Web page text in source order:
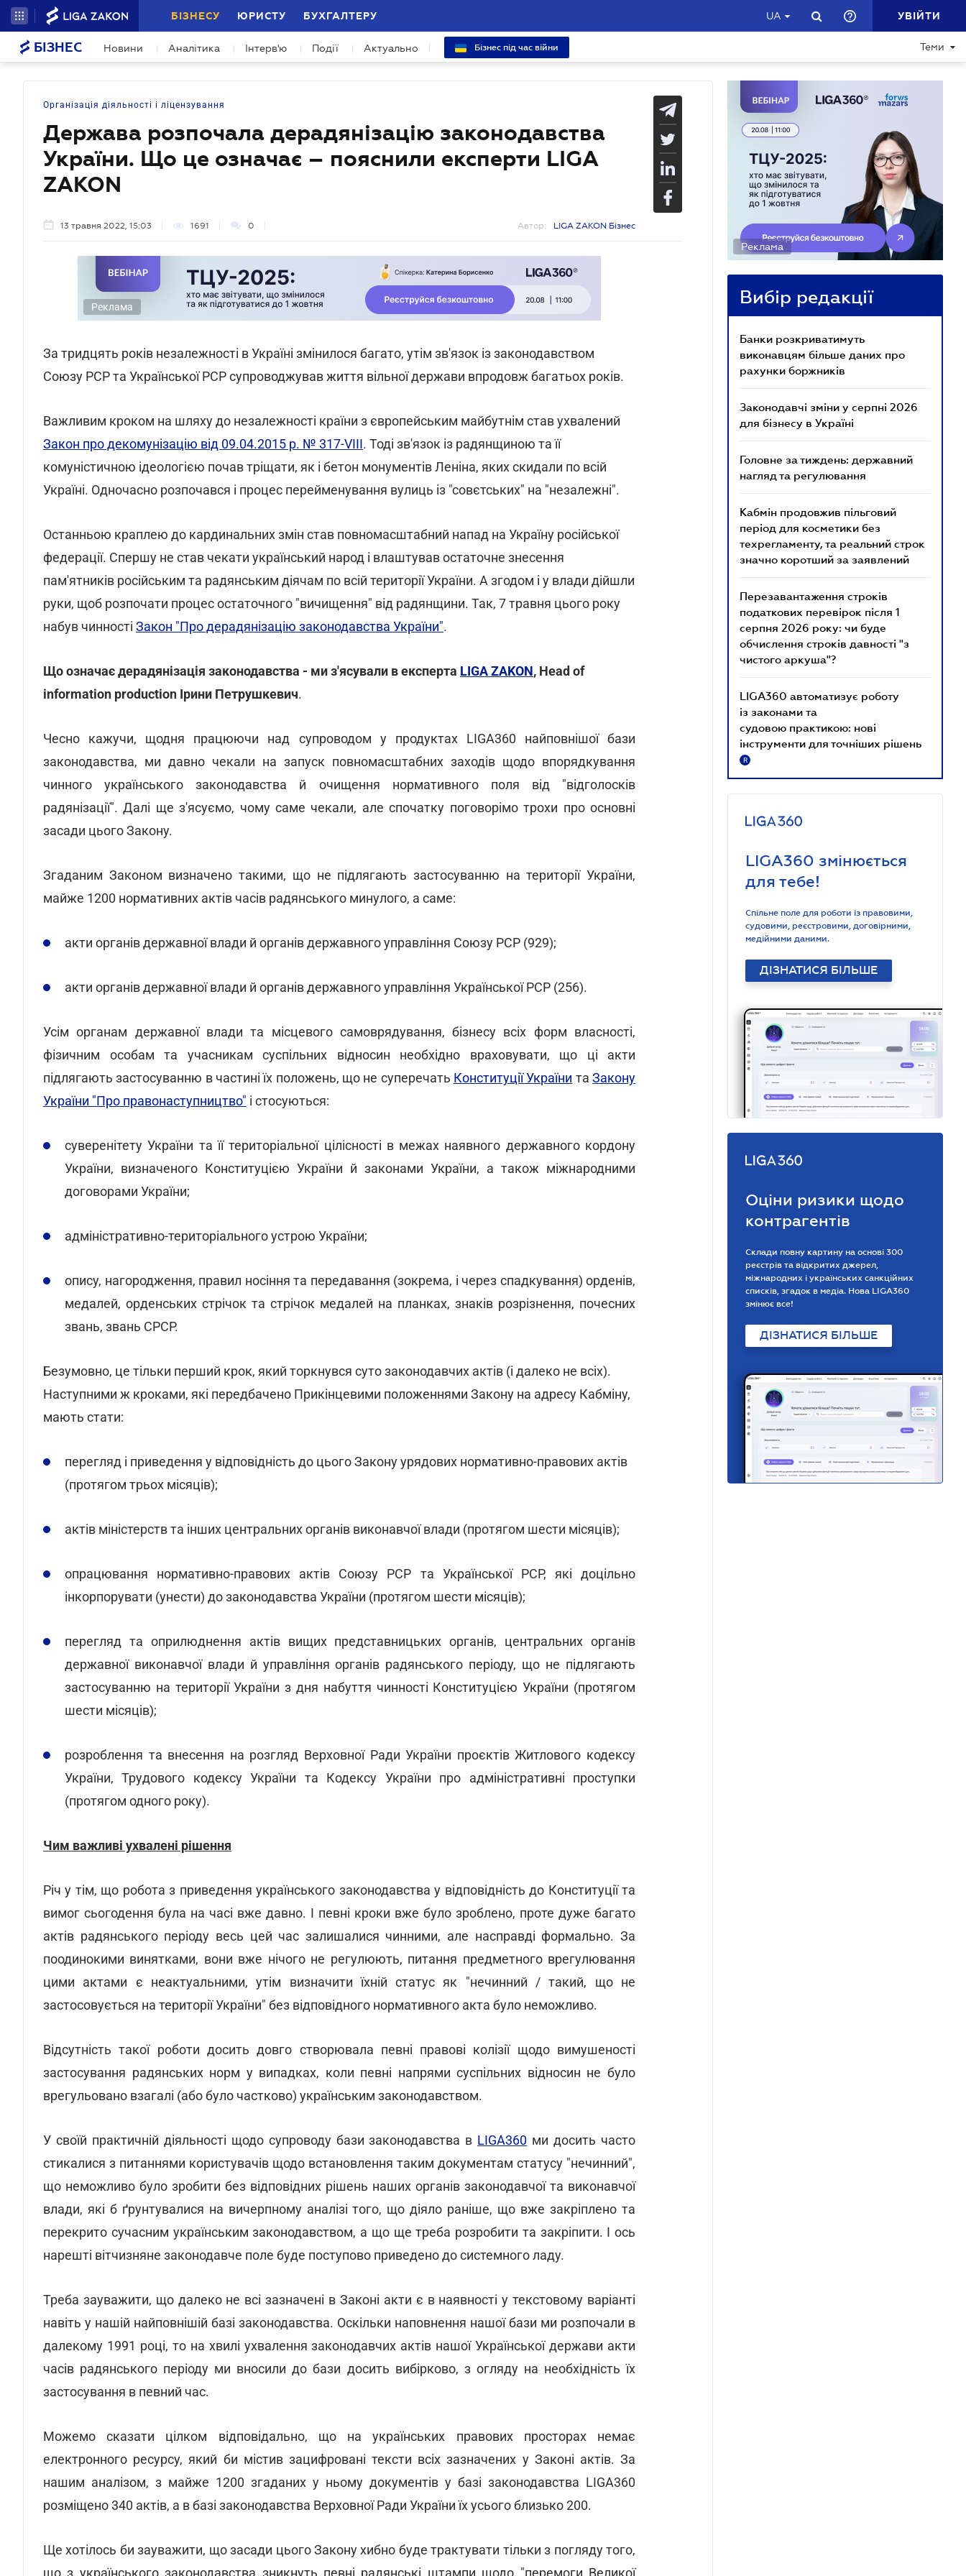
БІЗНЕСУ ЮРИСТУ БУХГАЛТЕРУ UA УВІЙТИ
БІЗНЕС Новини Аналітика Інтерв'ю Події Актуально Бізнес під час війни Теми
Організація діяльності і ліцензування
Держава розпочала дерадянізацію законодавства
України. Що це означає – пояснили експерти LIGA
ZAKON
13 травня 2022, 15:03 1691 0 Автор: LIGA ZAKON Бізнес
Реклама
За тридцять років незалежності в Україні змінилося багато, утім зв'язок із законодавством
Союзу РСР та Української РСР супроводжував життя вільної держави впродовж багатьох років.
Важливим кроком на шляху до незалежності країни з європейським майбутнім став ухвалений
Закон про декомунізацію від 09.04.2015 р. № 317-VIII. Тоді зв'язок із радянщиною та її
комуністичною ідеологією почав тріщати, як і бетон монументів Леніна, яких скидали по всій
Україні. Одночасно розпочався і процес перейменування вулиць із "совєтських" на "незалежні".
Останньою краплею до кардинальних змін став повномасштабний напад на Україну російської
федерації. Спершу не став чекати український народ і влаштував остаточне знесення
пам'ятників російським та радянським діячам по всій території України. А згодом і у влади дійшли
руки, щоб розпочати процес остаточного "вичищення" від радянщини. Так, 7 травня цього року
набув чинності Закон "Про дерадянізацію законодавства України".
Що означає дерадянізація законодавства - ми з'ясували в експерта LIGA ZAKON, Head of
information production Ірини Петрушкевич.
Чесно кажучи, щодня працюючи над супроводом у продуктах LIGA360 найповнішої бази
законодавства, ми давно чекали на запуск повномасштабних заходів щодо впорядкування
чинного українського законодавства й очищення нормативного поля від "відголосків
радянізації". Далі ще з'ясуємо, чому саме чекали, але спочатку поговорімо трохи про основні
засади цього Закону.
Згаданим Законом визначено такими, що не підлягають застосуванню на території України,
майже 1200 нормативних актів часів радянського минулого, а саме:
акти органів державної влади й органів державного управління Союзу РСР (929);
акти органів державної влади й органів державного управління Української РСР (256).
Усім органам державної влади та місцевого самоврядування, бізнесу всіх форм власності,
фізичним особам та учасникам суспільних відносин необхідно враховувати, що ці акти
підлягають застосуванню в частині їх положень, що не суперечать Конституції України таЗакону
України "Про правонаступництво" і стосуються:
суверенітету України та її територіальної цілісності в межах наявного державного кордону
України, визначеного Конституцією України й законами України, а також міжнародними
договорами України;
адміністративно-територіального устрою України;
опису, нагородження, правил носіння та передавання (зокрема, і через спадкування) орденів,
медалей, орденських стрічок та стрічок медалей на планках, знаків розрізнення, почесних
звань, звань СРСР.
Безумовно, це тільки перший крок, який торкнувся суто законодавчих актів (і далеко не всіх).
Наступними ж кроками, які передбачено Прикінцевими положеннями Закону на адресу Кабміну,
мають стати:
перегляд і приведення у відповідність до цього Закону урядових нормативно-правових актів
(протягом трьох місяців);
актів міністерств та інших центральних органів виконавчої влади (протягом шести місяців);
опрацювання нормативно-правових актів Союзу РСР та Української РСР, які доцільно
інкорпорувати (унести) до законодавства України (протягом шести місяців);
перегляд та оприлюднення актів вищих представницьких органів, центральних органів
державної виконавчої влади й управління органів радянського періоду, що не підлягають
застосуванню на території України з дня набуття чинності Конституцією України (протягом
шести місяців);
розроблення та внесення на розгляд Верховної Ради України проєктів Житлового кодексу
України, Трудового кодексу України та Кодексу України про адміністративні проступки
(протягом одного року).
Чим важливі ухвалені рішення
Річ у тім, що робота з приведення українського законодавства у відповідність до Конституції та
вимог сьогодення була на часі вже давно. І певні кроки вже було зроблено, проте дуже багато
актів радянського періоду весь цей час залишалися чинними, але насправді формально. За
поодинокими винятками, вони вже нічого не регулюють, питання предметного врегулювання
цими актами є неактуальними, утім визначити їхній статус як "нечинний / такий, що не
застосовується на території України" без відповідного нормативного акта було неможливо.
Відсутність такої роботи досить довго створювала певні правові колізії щодо вимушеності
застосування радянських норм у випадках, коли певні напрями суспільних відносин не було
врегульовано взагалі (або було частково) українським законодавством.
У своїй практичній діяльності щодо супроводу бази законодавства в LIGA360 ми досить часто
стикалися з питаннями користувачів щодо встановлення таким документам статусу "нечинний",
що неможливо було зробити без відповідних рішень наших органів законодавчої та виконавчої
влади, які б ґрунтувалися на вичерпному аналізі того, що діяло раніше, що вже закріплено та
перекрито сучасним українським законодавством, а що ще треба розробити та закріпити. І ось
нарешті вітчизняне законодавче поле буде поступово приведено до системного ладу.
Треба зауважити, що далеко не всі зазначені в Законі акти є в наявності у текстовому варіанті
навіть у нашій найповнішій базі законодавства. Оскільки наповнення нашої бази ми розпочали в
далекому 1991 році, то на хвилі ухвалення законодавчих актів нашої Української держави акти
часів радянського періоду ми вносили до бази досить вибірково, з огляду на необхідність їх
застосування в певний час.
Можемо сказати цілком відповідально, що на українських правових просторах немає
електронного ресурсу, який би містив зацифровані тексти всіх зазначених у Законі актів. За
нашим аналізом, з майже 1200 згаданих у ньому документів у базі законодавства LIGA360
розміщено 340 актів, а в базі законодавства Верховної Ради України їх усього близько 200.
Ще хотілось би зауважити, що засади цього Закону хибно буде трактувати тільки з погляду того,
що з українського законодавства зникнуть певні радянські штампи щодо "перемоги Великої
Реклама
Вибір редакції
Банки розкриватимуть
виконавцям більше даних про
рахунки боржників
Законодавчі зміни у серпні 2026
для бізнесу в Україні
Головне за тиждень: державний
нагляд та регулювання
Кабмін продовжив пільговий
період для косметики без
техрегламенту, та реальний строк
значно коротший за заявлений
Перезавантаження строків
податкових перевірок після 1
серпня 2026 року: чи буде
обчислення строків давності "з
чистого аркуша"?
LIGA360 автоматизує роботу
із законами та
судовою практикою: нові
інструменти для точніших рішень
R
LIGA360 змінюється
для тебе!
Спільне поле для роботи із правовими,
судовими, реєстровими, договірними,
медійними даними.
ДІЗНАТИСЯ БІЛЬШЕ
Оціни ризики щодо
контрагентів
Склади повну картину на основі 300
реєстрів та відкритих джерел,
міжнародних і українських санкційних
списків, згадок в медіа. Нова LIGA360
змінює все!
ДІЗНАТИСЯ БІЛЬШЕ